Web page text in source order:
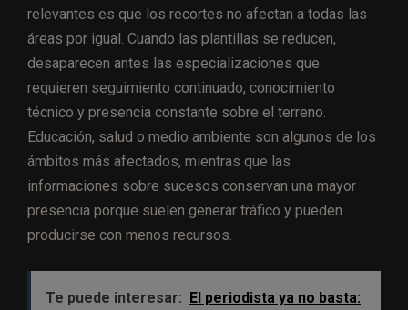
relevantes es que los recortes no afectan a todas las
áreas por igual. Cuando las plantillas se reducen,
desaparecen antes las especializaciones que
requieren seguimiento continuado, conocimiento
técnico y presencia constante sobre el terreno.
Educación, salud o medio ambiente son algunos de los
ámbitos más afectados, mientras que las
informaciones sobre sucesos conservan una mayor
presencia porque suelen generar tráfico y pueden
producirse con menos recursos.
Te puede interesar:
El periodista ya no basta: